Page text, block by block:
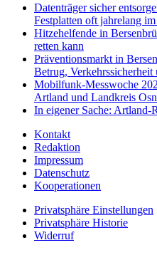
Datenträger sicher
Festplatten oft jahrelang
Hitzehelfende in
retten kann
Präventionsmarkt in
Betrug,
Mobilfunk-Messwoche
Artland und Landkreis
In eigener Sache: Artland-
Kontakt
Redaktion
Impressum
Datenschutz
Kooperationen
Privatsphäre Einstellungen
Privatsphäre Historie
Widerruf